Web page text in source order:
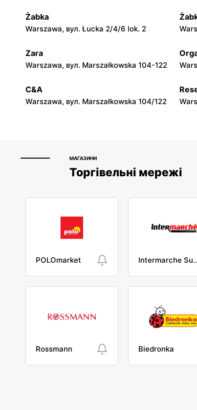
Legionowo, вул. Tadeusza Kościuszki
16b
Otwock, вул. Majowa 204
Żabka
Warszawa, вул. Łucka 2/4/6 lok. 2
Zara
Warszawa, вул. Marszałkowska 104-122
C&A
Warszawa, вул. Marszałkowska 104/122
МАГАЗИНИ
Торгівельні мережі
POLOmarket
Rossmann Biedronka